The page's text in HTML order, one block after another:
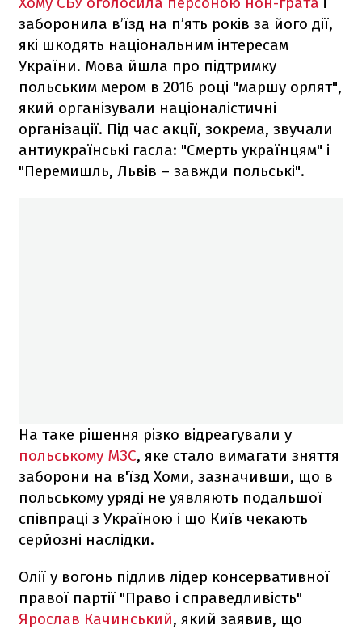
заборонила в’їзд на п’ять років за його дії,
які шкодять національним інтересам
України. Мова йшла про підтримку
польським мером в 2016 році "маршу орлят",
який організували націоналістичні
організації. Під час акції, зокрема, звучали
антиукраїнські гасла: "Cмерть українцям" і
"Перемишль, Львів – завжди польські".
На таке рішення різко відреагували у
польському МЗС, яке стало вимагати зняття
заборони на в'їзд Хоми, зазначивши, що в
польському уряді не уявляють подальшої
співпраці з Україною і що Київ чекають
серйозні наслідки.
Олії у вогонь підлив лідер консервативної
правої партії "Право і справедливість"
Ярослав Качинський, який заявив, що